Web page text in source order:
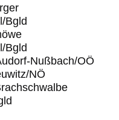
Bgld
Bgld
Nußbach/OÖ
NÖ